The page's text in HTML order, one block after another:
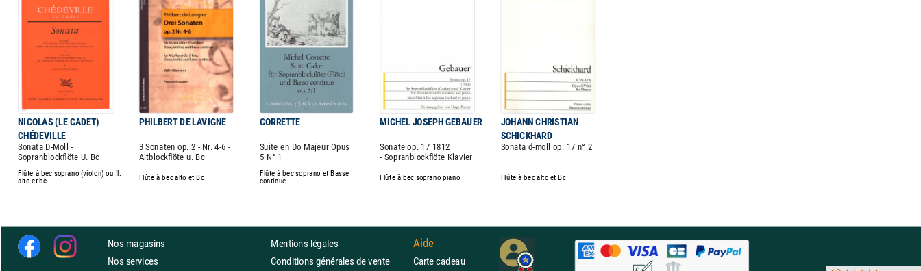
NICOLAS (LE CADET)
CHÉDEVILLE
PHILBERT DE LAVIGNE CORRETTE MICHEL JOSEPH GEBAUER
JOHANN CHRISTIAN
SCHICKHARD
Sonata D-Moll -
Sopranblockflöte U. Bc
3 Sonaten op. 2 - Nr. 4-6 -
Altblockflöte u. Bc
Suite en Do Majeur Opus
5 N° 1
Sonate op. 17 1812
- Sopranblockflöte Klavier
Sonata d-moll op. 17 n° 2
Flûte à bec soprano (violon) ou fl.
alto et bc
Flûte à bec alto et Bc
Flûte à bec soprano et Basse
continue
Flûte à bec soprano piano Flûte à bec alto et Bc
Nos magasins
Nos services
Mentions légales
Conditions générales de vente
Aide
Carte cadeau